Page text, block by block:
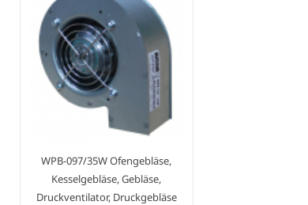
WPB-097/35W Ofengebläse,
Kesselgebläse, Gebläse,
Druckventilator, Druckgebläse